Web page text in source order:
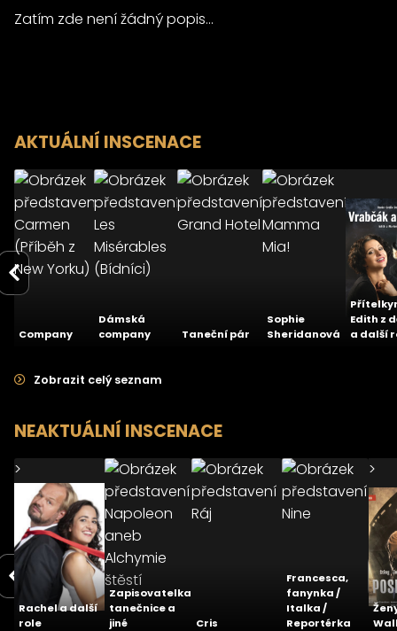
Zatím zde není žádný popis...
AKTUÁLNÍ INSCENACE
Company
Carmen
(Příběh z
Yorku)
24.10.2026
Městské
divadlo Brno
Dámská
company
Les
Misérables
(Bídníci)
Taneční pár
Grand
05.09.2020
Městské
Sophie
Sheridanová
Mia!
Městské
divadlo
Hudební
scéna
Edith z
a další
Zobrazit celý seznam
NEAKTUÁLNÍ INSCENACE
Rachel a další
role
>
Pretty
11.09.2021
Městské
divadlo Brno -
Hudební
scéna
4.3
Zapisovatelka,
tanečnice a
jiné
>
Napoleon
aneb
štěstí
Cris
>
Ráj
- Hudební
scéna
Francesca,
fanynka /
Italka /
Reportérka
>
-
>